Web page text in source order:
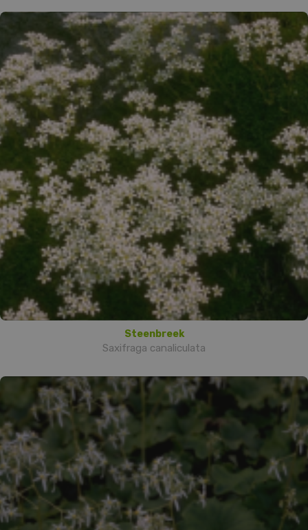
Steenbreek
Saxifraga canaliculata